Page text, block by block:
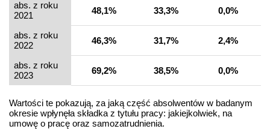
abs. z roku
2021
48,1% 33,3% 0,0%
abs. z roku
2022
46,3% 31,7% 2,4%
abs. z roku
2023
69,2% 38,5% 0,0%
Wartości te pokazują, za jaką część absolwentów w badanym
okresie wpłynęła składka z tytułu pracy: jakiejkolwiek, na
umowę o pracę oraz samozatrudnienia.